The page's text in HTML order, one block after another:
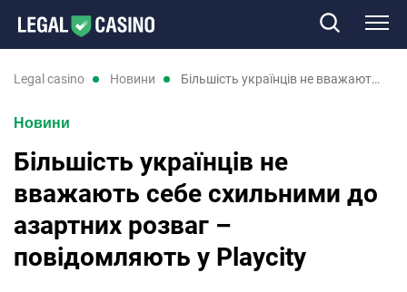
Казино
Нові казино
Відгуки
legal casino новини Більшість українців не вважають себе схильними до азартних розваг – повідомляють у Playcity
Новини
Більшість українців не
вважають себе схильними до
азартних розваг –
повідомляють у Playcity